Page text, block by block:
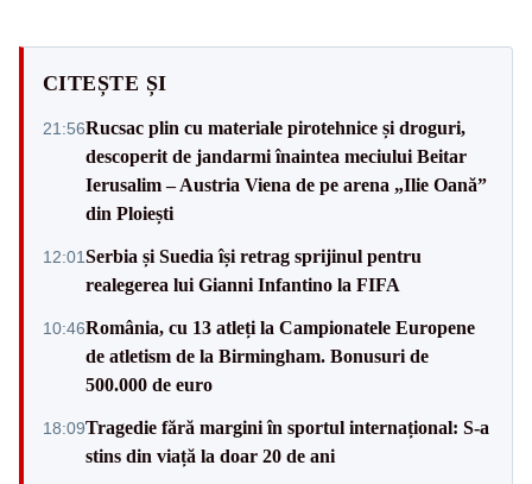
CITEȘTE ȘI
21:56Rucsac plin cu materiale pirotehnice și droguri,
descoperit de jandarmi înaintea meciului Beitar
Ierusalim – Austria Viena de pe arena „Ilie Oană”
din Ploiești
12:01Serbia și Suedia își retrag sprijinul pentru
realegerea lui Gianni Infantino la FIFA
10:46România, cu 13 atleți la Campionatele Europene
de atletism de la Birmingham. Bonusuri de
500.000 de euro
18:09Tragedie fără margini în sportul internațional: S-a
stins din viață la doar 20 de ani